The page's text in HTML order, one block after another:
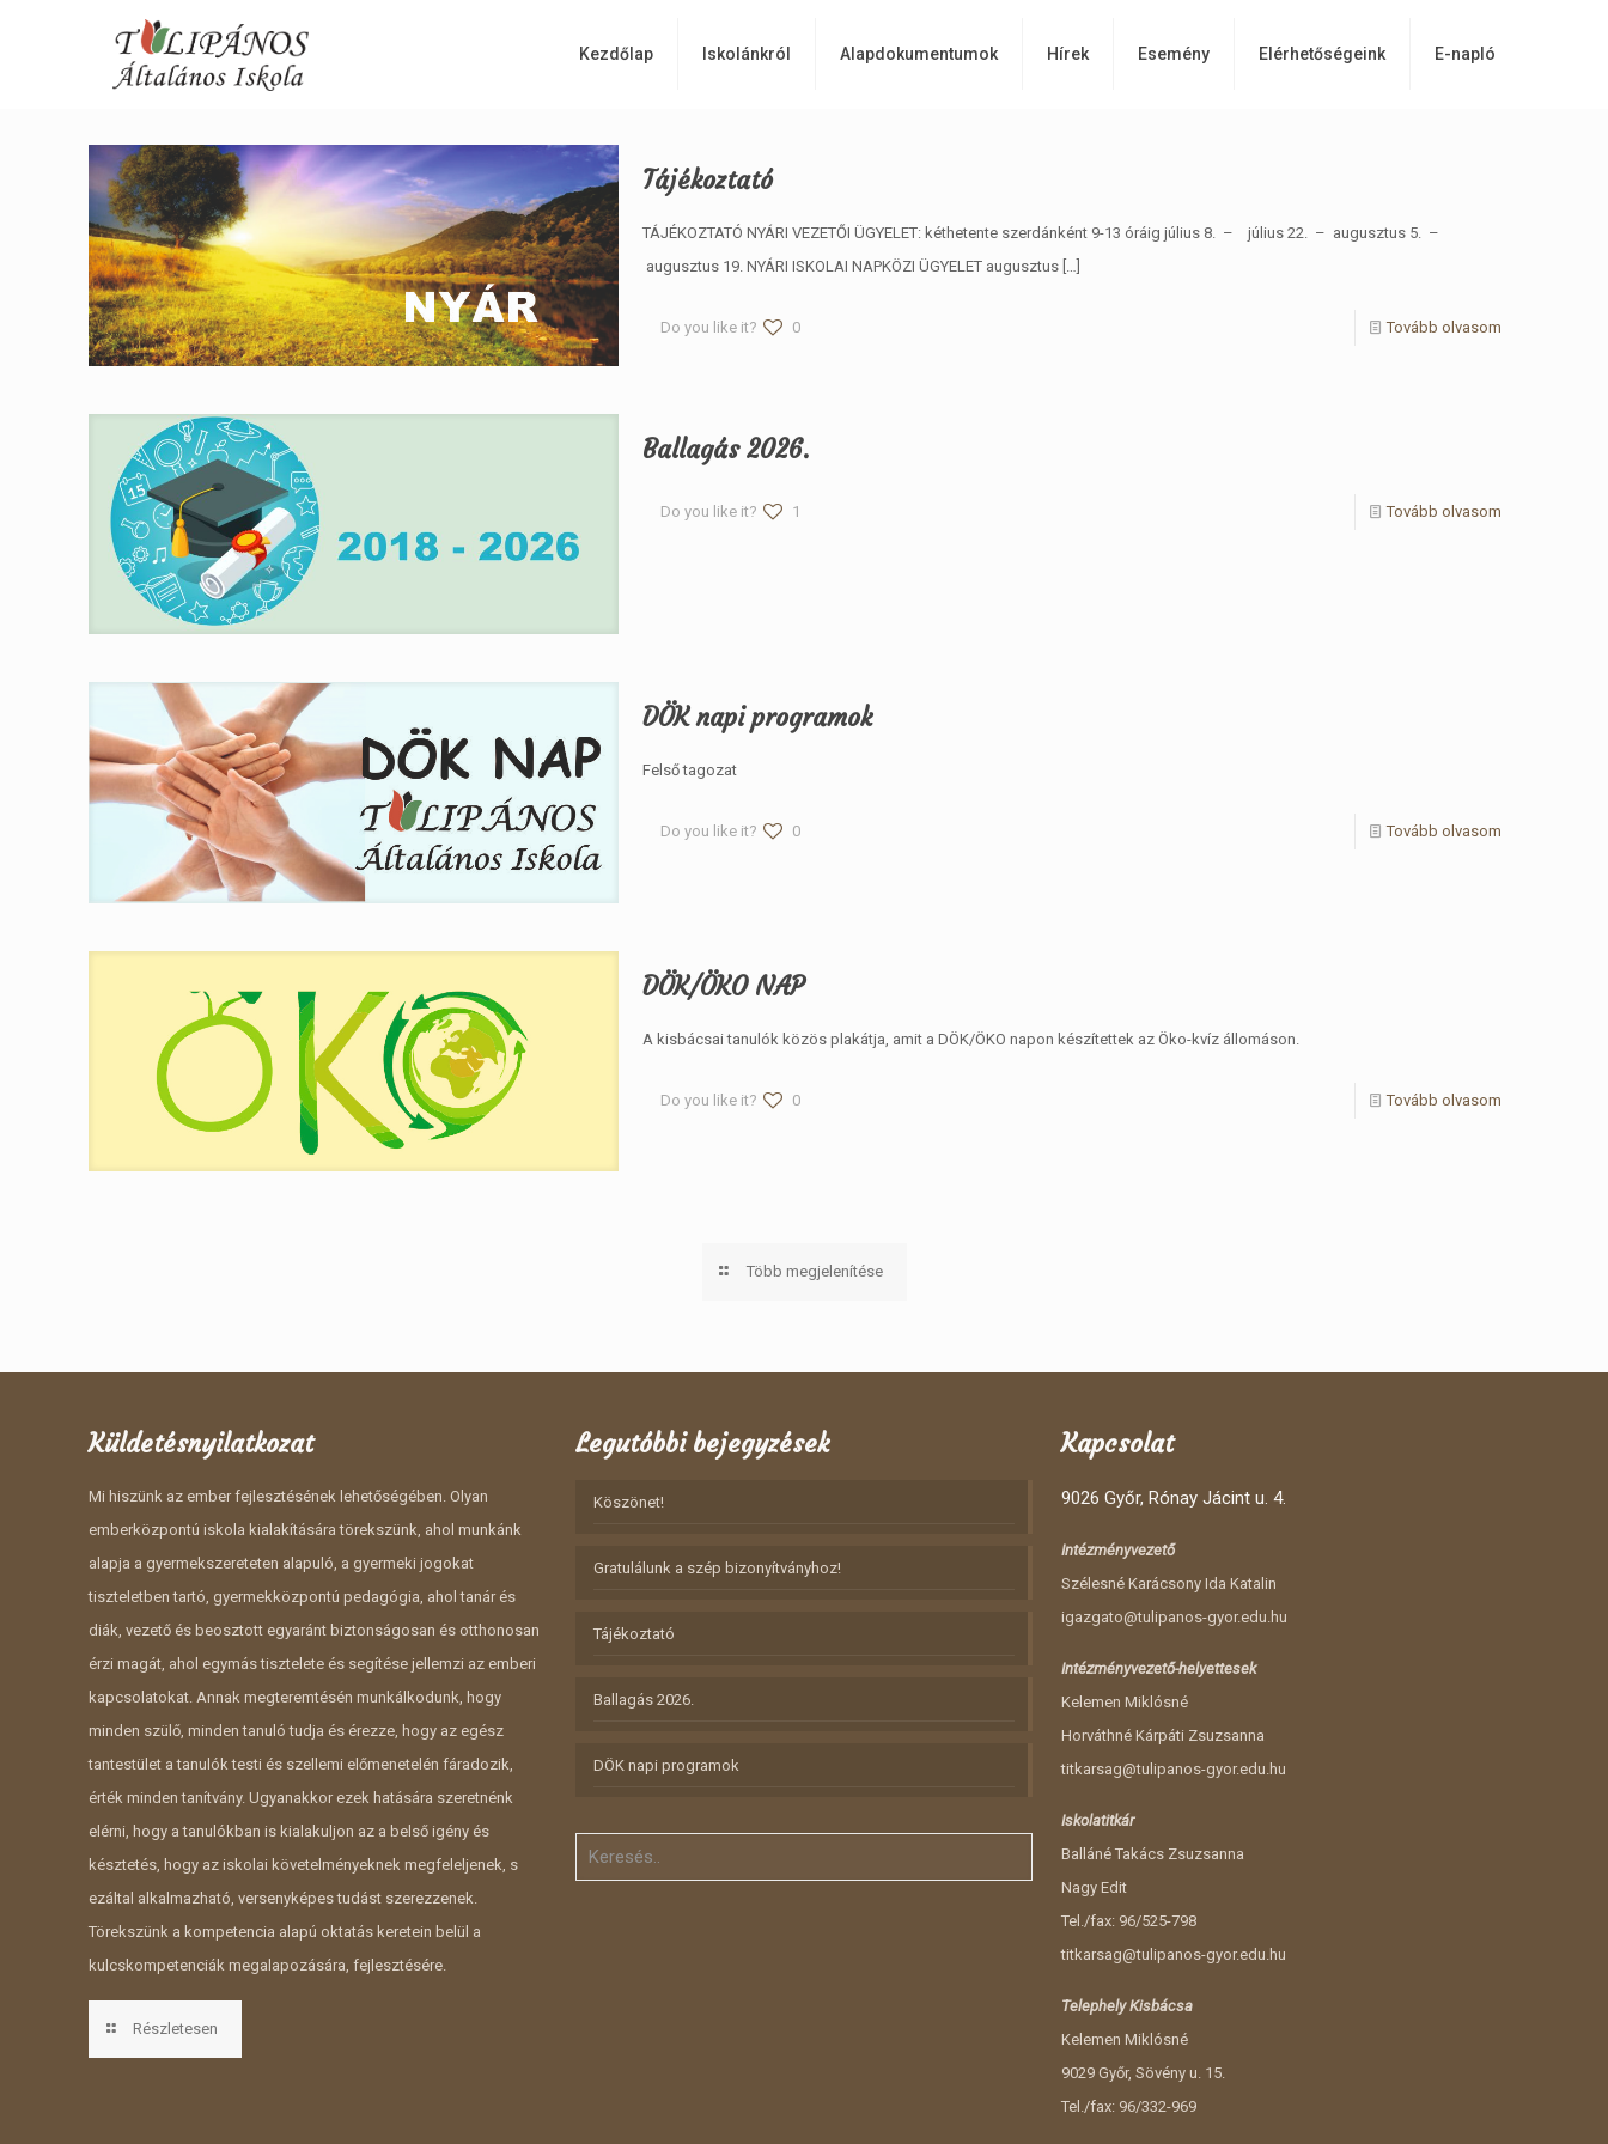
Kezdőlap Iskolánkról Alapdokumentumok Hírek Esemény Elérhetőségeink E-napló
Tájékoztató
TÁJÉKOZTATÓ NYÁRI VEZETŐI ÜGYELET: kéthetente szerdánként 9-13 óráig július 8. – július 22. – augusztus 5. –
augusztus 19. NYÁRI ISKOLAI NAPKÖZI ÜGYELET augusztus[…]
Do you like it? 0 Tovább olvasom
Ballagás 2026.
Do you like it? 1 Tovább olvasom
DÖK napi programok
Felső tagozat
Do you like it? 0 Tovább olvasom
DÖK/ÖKO NAP
A kisbácsai tanulók közös plakátja, amit a DÖK/ÖKO napon készítettek az Öko-kvíz állomáson.
Do you like it? 0 Tovább olvasom
Több megjelenítése
Küldetésnyilatkozat
Mi hiszünk az ember fejlesztésének lehetőségében. Olyan
emberközpontú iskola kialakítására törekszünk, ahol munkánk
alapja a gyermekszereteten alapuló, a gyermeki jogokat
tiszteletben tartó, gyermekközpontú pedagógia, ahol tanár és
diák, vezető és beosztott egyaránt biztonságosan és otthonosan
érzi magát, ahol egymás tisztelete és segítése jellemzi az emberi
kapcsolatokat. Annak megteremtésén munkálkodunk, hogy
minden szülő, minden tanuló tudja és érezze, hogy az egész
tantestület a tanulók testi és szellemi előmenetelén fáradozik,
érték minden tanítvány. Ugyanakkor ezek hatására szeretnénk
elérni, hogy a tanulókban is kialakuljon az a belső igény és
késztetés, hogy az iskolai követelményeknek megfeleljenek, s
ezáltal alkalmazható, versenyképes tudást szerezzenek.
Törekszünk a kompetencia alapú oktatás keretein belül a
kulcskompetenciák megalapozására, fejlesztésére.
Részletesen
Legutóbbi bejegyzések
Köszönet!
Gratulálunk a szép bizonyítványhoz!
Tájékoztató
Ballagás 2026.
DÖK napi programok
Kapcsolat
9026 Győr, Rónay Jácint u. 4.
Intézményvezető
Szélesné Karácsony Ida Katalin
igazgato@tulipanos-gyor.edu.hu
Intézményvezető-helyettesek
Kelemen Miklósné
Horváthné Kárpáti Zsuzsanna
titkarsag@tulipanos-gyor.edu.hu
Iskolatitkár
Balláné Takács Zsuzsanna
Nagy Edit
Tel./fax: 96/525-798
titkarsag@tulipanos-gyor.edu.hu
Telephely Kisbácsa
Kelemen Miklósné
9029 Győr, Sövény u. 15.
Tel./fax: 96/332-969